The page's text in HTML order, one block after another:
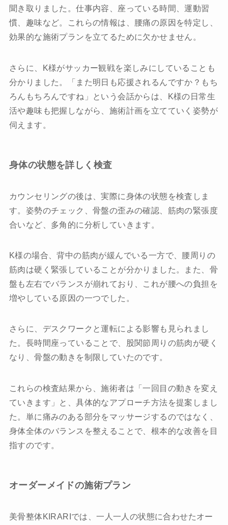
聞き取りました。仕事内容、座っている時間、運動習
慣、趣味など。これらの情報は、腰痛の原因を特定し、
効果的な施術プランを立てるために欠かせません。
さらに、K様がサッカー観戦を楽しみにしていることも
分かりました。「また明日も応援されるんですか？もち
ろんもちろんですね」という会話からは、K様の日常生
活や趣味も把握しながら、施術計画を立てていく姿勢が
伺えます。
身体の状態を詳しく検査
カウンセリングの後は、実際に身体の状態を検査しま
す。姿勢のチェック、骨盤の歪みの確認、筋肉の緊張度
合いなど、多角的に分析していきます。
K様の場合、背中の筋肉が緩んでいる一方で、腰周りの
筋肉は硬く緊張していることが分かりました。また、骨
盤も左右でバランスが崩れており、これが腰への負担を
増やしている原因の一つでした。
さらに、デスクワークと運転による影響も見られまし
た。長時間座っていることで、股関節周りの筋肉が硬く
なり、骨盤の動きを制限していたのです。
これらの検査結果から、施術者は「一回目の動きを変え
ていきます」と、具体的なアプローチ方法を提案しまし
た。単に痛みのある部分をマッサージするのではなく、
身体全体のバランスを整えることで、根本的な改善を目
指すのです。
オーダーメイドの施術プラン
美骨整体KIRARIでは、一人一人の状態に合わせたオー